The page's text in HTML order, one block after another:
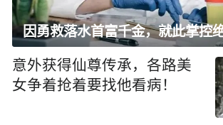
因勇救落水首富千金，就此掌控
意外获得仙尊传承，各路美
女争着抢着要找他看病！